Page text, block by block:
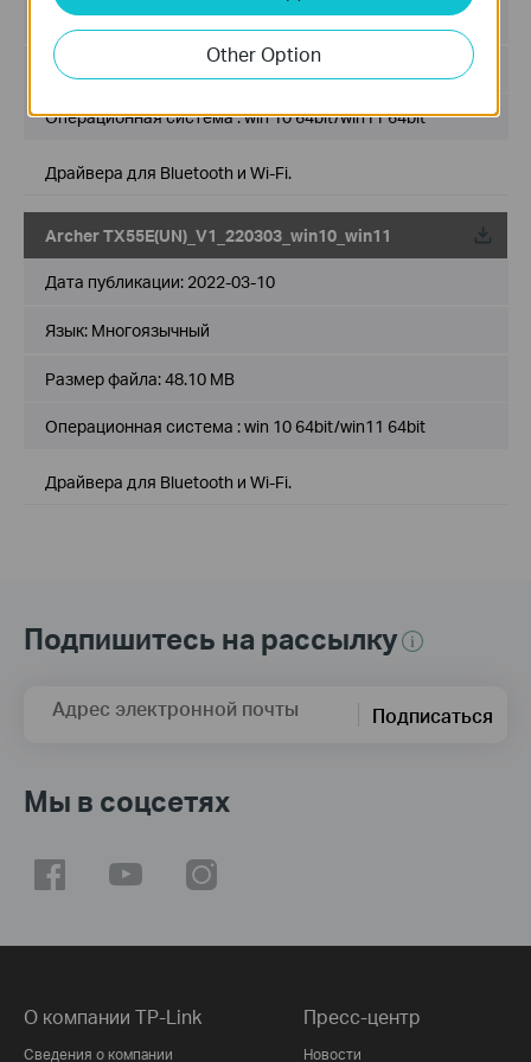
Язык:Многоязычный
Размер файла:
Операционная система : win 10 64bit/win11 64bit
Драйвера для Bluetooth и Wi-Fi.
Archer TX55E(UN)_V1_220303_win10_win11
Дата публикации: 2022-03-10
Язык: Многоязычный
Размер файла:48.10 MB
Операционная система : win 10 64bit/win11 64bit
Драйвера для Bluetooth и Wi-Fi.
Подпишитесь на рассылку
Адрес электронной почты Подписаться
Мы в соцсетях
О компании TP-Link
Сведения о компании
Пресс-центр
Новости
Other Option